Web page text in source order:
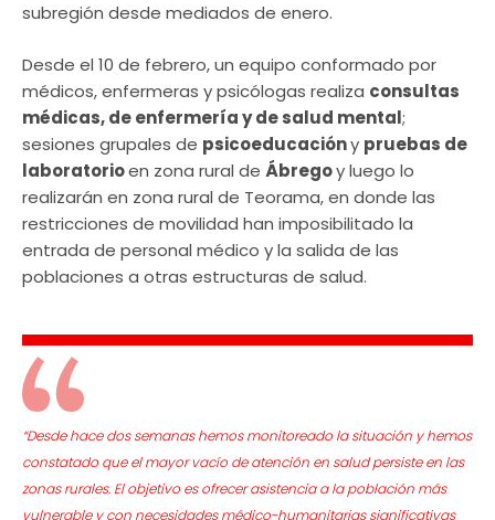
subregión desde mediados de enero.
Desde el 10 de febrero, un equipo conformado por
médicos, enfermeras y psicólogas realiza consultas
médicas, de enfermería y de salud mental;
sesiones grupales de psicoeducacióny pruebas de
laboratorioen zona rural de Ábregoy luego lo
realizarán en zona rural de Teorama, en donde las
restricciones de movilidad han imposibilitado la
entrada de personal médico y la salida de las
poblaciones a otras estructuras de salud.
“Desde hace dos semanas hemos monitoreado la situación y hemos
constatado que el mayor vacío de atención en salud persiste en las
zonas rurales. El objetivo es ofrecer asistencia a la población más
vulnerable y con necesidades médico-humanitarias significativas